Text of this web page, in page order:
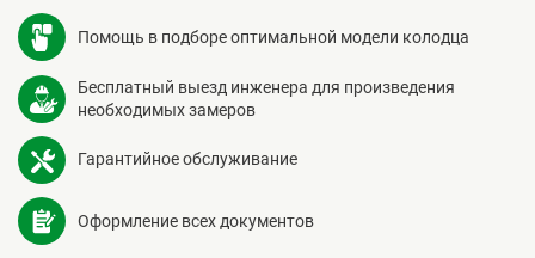
Помощь в подборе оптимальной модели колодца
Бесплатный выезд инженера для произведения
необходимых замеров
Гарантийное обслуживание
Оформление всех документов